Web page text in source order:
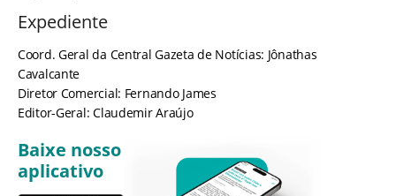
Expediente
Coord. Geral da Central Gazeta de Notícias: Jônathas
Cavalcante
Diretor Comercial: Fernando James
Editor-Geral: Claudemir Araújo
Baixe nosso
aplicativo